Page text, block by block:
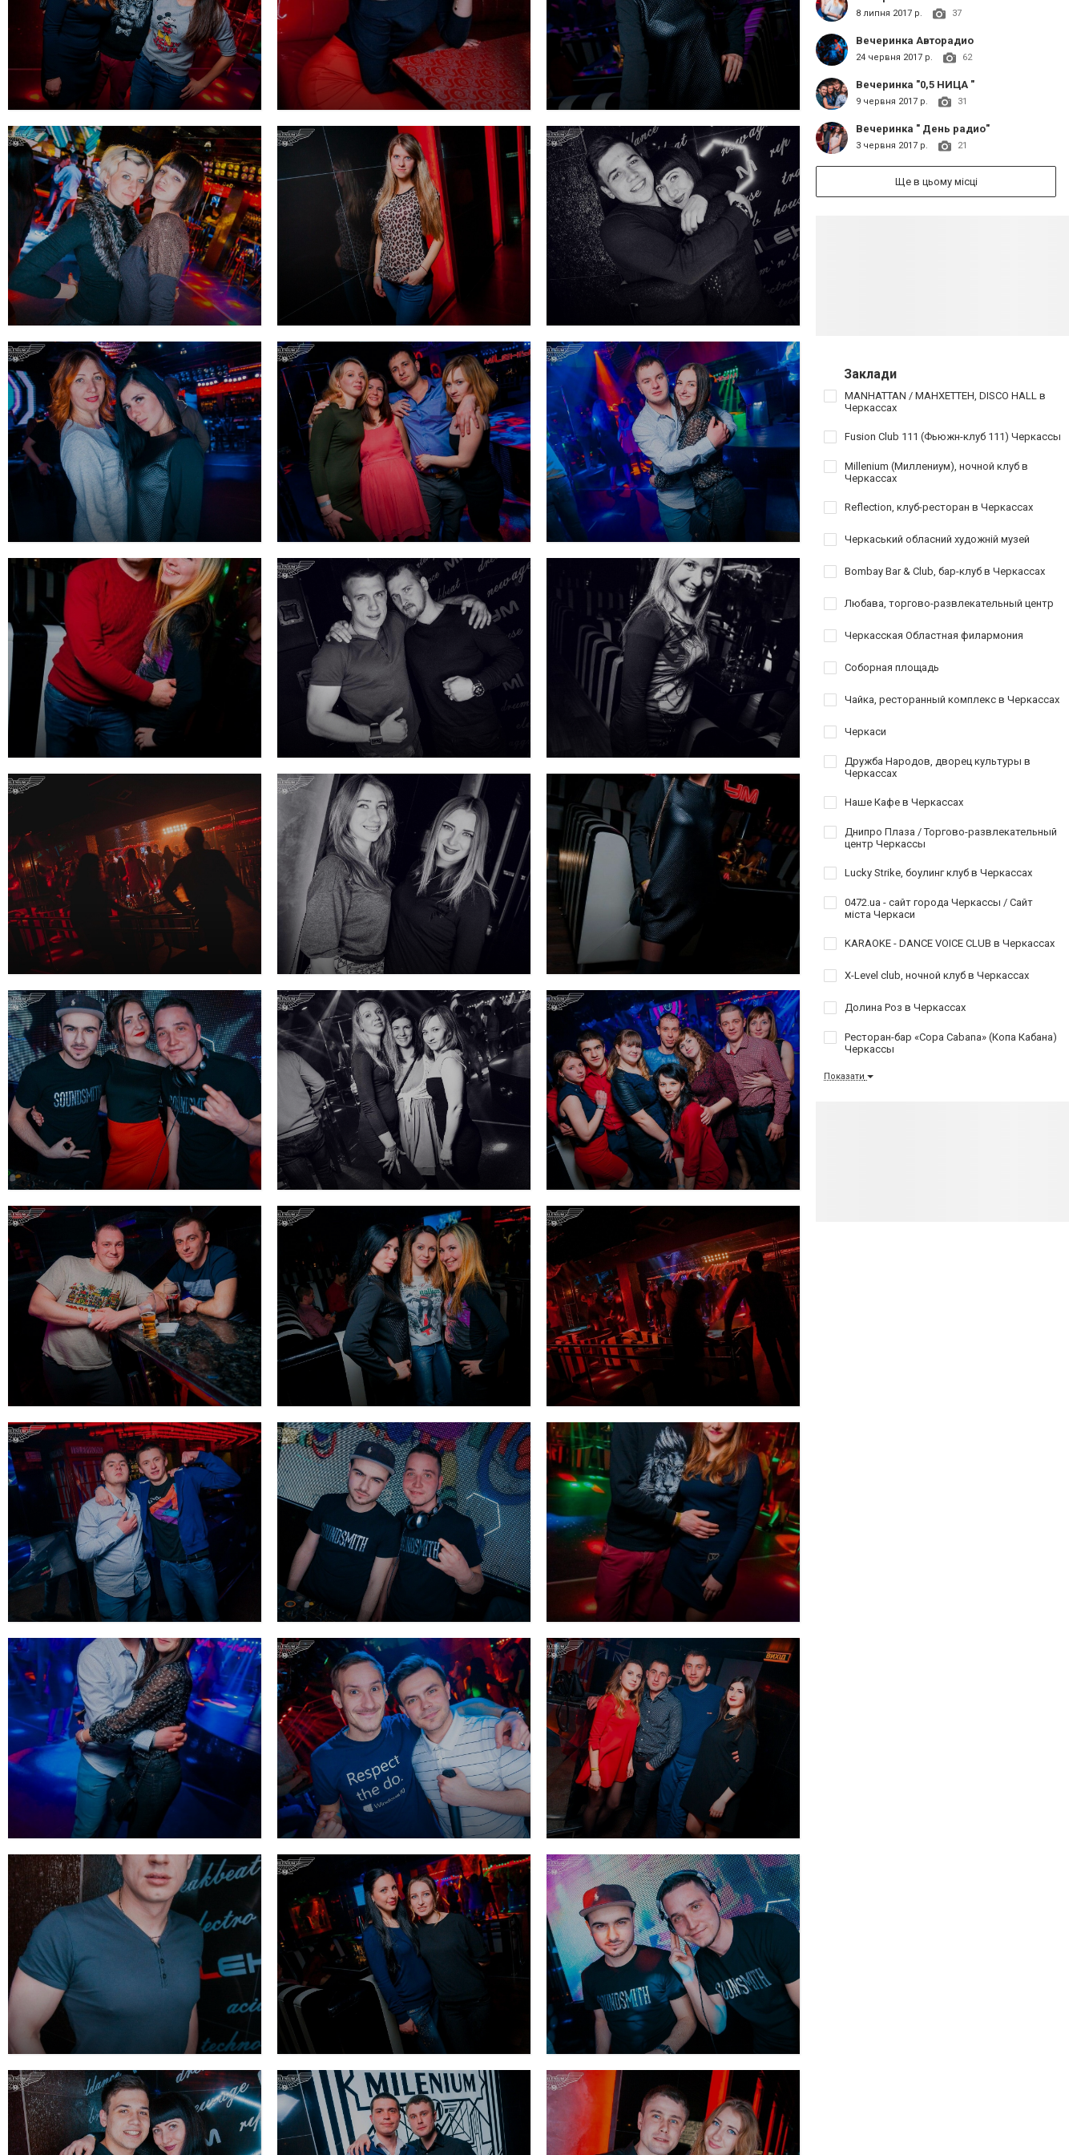
8 липня 2017 р. 37
Вечеринка Авторадио
24 червня 2017 р. 62
Вечеринка "0,5 НИЦА "
9 червня 2017 р. 31
Вечеринка " День радио"
3 червня 2017 р. 21
Ще в цьому місці
Заклади
MANHATTAN / МАНХЕТТЕН, DISCO HALL в
Черкассах
Fusion Club 111 (Фьюжн-клуб 111) Черкассы
Millenium (Миллениум), ночной клуб в
Черкассах
Reflection, клуб-ресторан в Черкассах
Черкаський обласний художній музей
Bombay Bar & Club, бар-клуб в Черкассах
Любава, торгово-развлекательный центр
Черкасская Областная филармония
Соборная площадь
Чайка, ресторанный комплекс в Черкассах
Черкаси
Дружба Народов, дворец культуры в
Черкассах
Наше Кафе в Черкассах
Днипро Плаза / Торгово-развлекательный
центр Черкассы
Lucky Strike, боулинг клуб в Черкассах
0472.ua - сайт города Черкассы / Сайт
міста Черкаси
KARAOKE - DANCE VOICE CLUB в Черкассах
X-Level club, ночной клуб в Черкассах
Долина Роз в Черкассах
Ресторан-бар «Copa Cabana» (Копа Кабана)
Черкассы
Показати